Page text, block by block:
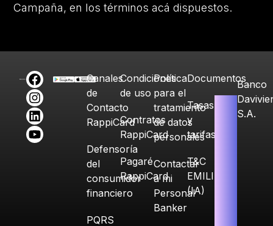
Campaña, en los términos acá dispuestos.
Canales
de
Contacto
RappiCard
Defensoría
del
consumidor
financiero
PQRS
Condiciones
de uso
Contratos
RappiCard
Pagaré
RappiCard
Política
para el
tratamiento
de datos
personales
Contactar
a mi
Personal
Banker
Documentos
Tasas
y
tarifas
T&C
EMILIA
(IA)
Banco
S.A.